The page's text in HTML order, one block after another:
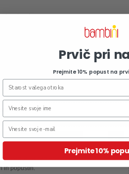
nakupa
oblačil
pravila nagradne igre
na e-novice
za namene obveščanja o novih
in popustih.
Prvič pri
Prejmite 10% popust na
Prejmite 10%